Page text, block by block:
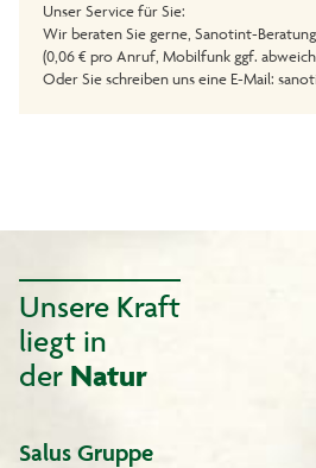
Unser Service für Sie:
Wir beraten Sie gerne, Sanotint-
(0,06 € pro Anruf, Mobilfunk ggf.
Oder Sie schreiben uns eine E-Mail:
Unsere Kraft
liegt in
der Natur
Salus Gruppe